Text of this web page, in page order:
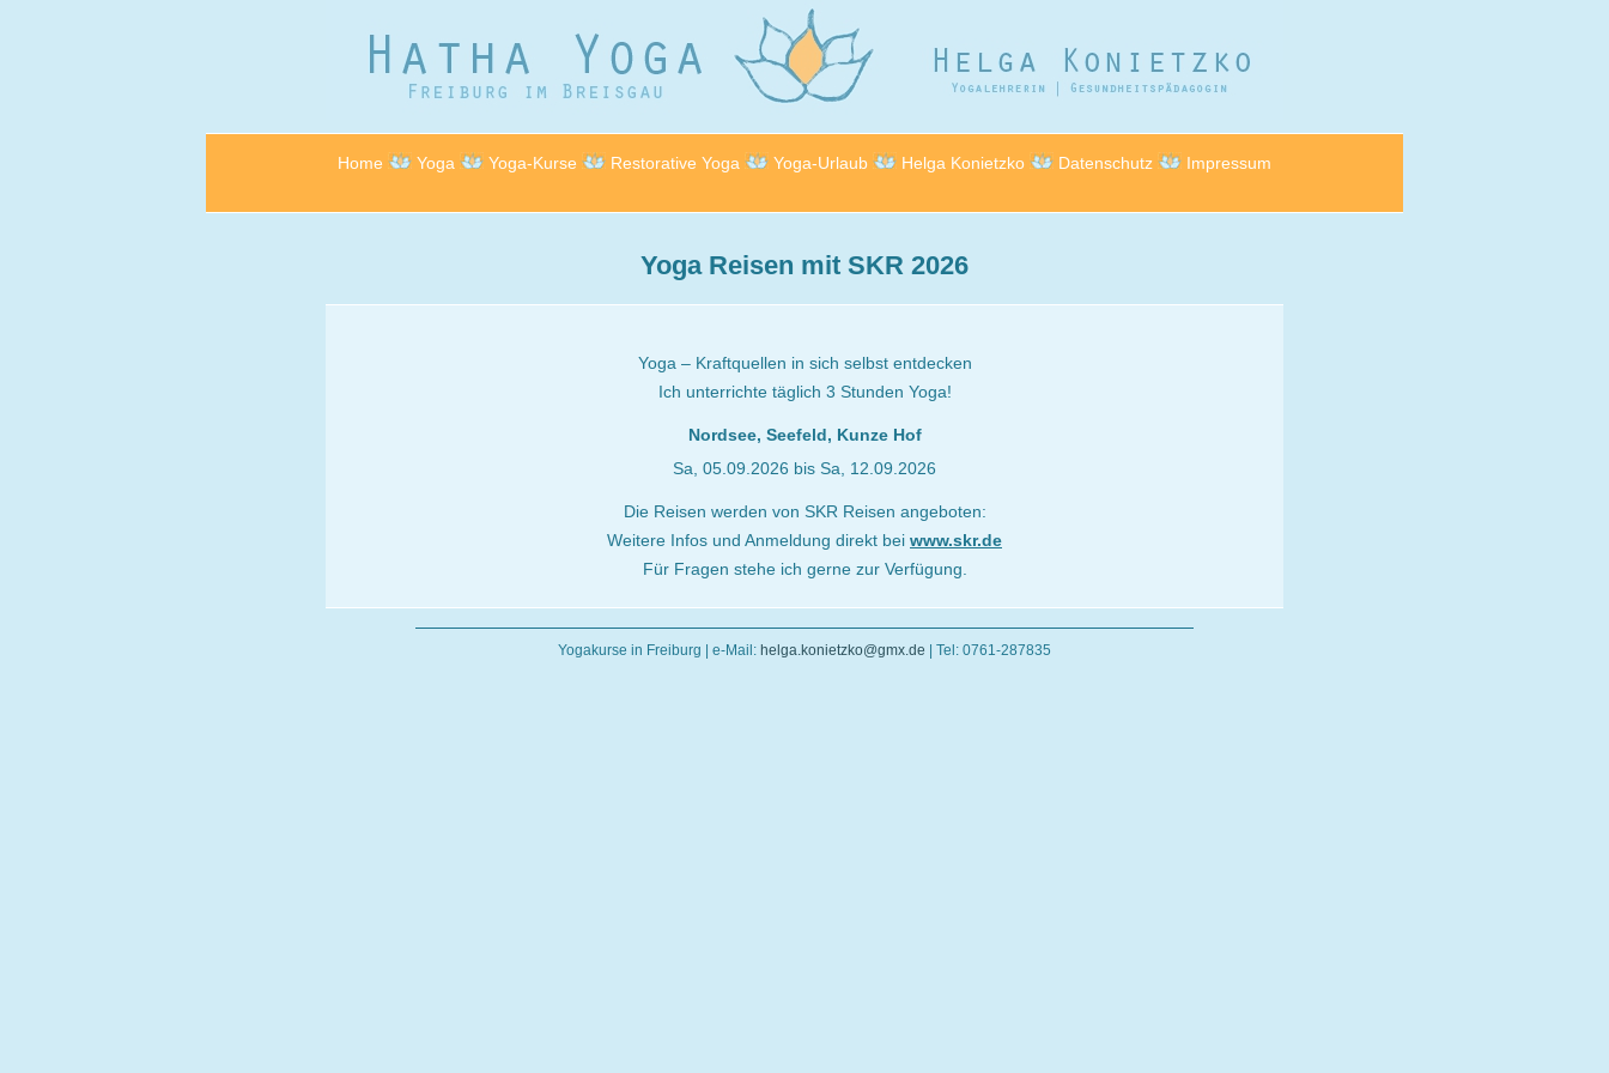
Home Yoga Yoga-Kurse Restorative Yoga Yoga-Urlaub Helga Konietzko Datenschutz Impressum
Yoga Reisen mit SKR 2026
Yoga – Kraftquellen in sich selbst entdecken
Ich unterrichte täglich 3 Stunden Yoga!
Nordsee, Seefeld, Kunze Hof
Sa, 05.09.2026 bis Sa, 12.09.2026
Die Reisen werden von SKR Reisen angeboten:
Weitere Infos und Anmeldung direkt bei www.skr.de
Für Fragen stehe ich gerne zur Verfügung.
Yogakurse in Freiburg | e-Mail: helga.konietzko@gmx.de | Tel: 0761-287835